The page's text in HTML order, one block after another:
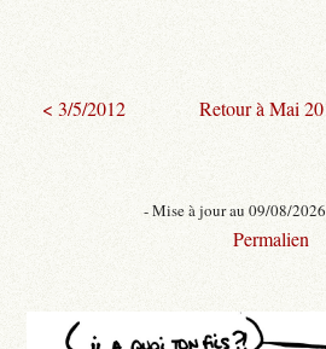
< 3/5/2012 Retour à Mai
- Mise à jour au 09/08/
Permalien